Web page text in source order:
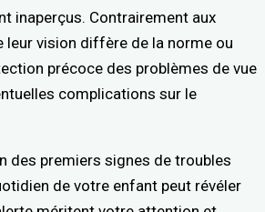
inaperçus. Contrairement aux
leur vision diffère de la norme ou
précoce des problèmes de vue
complications sur le
des premiers signes de troubles
de votre enfant peut révéler